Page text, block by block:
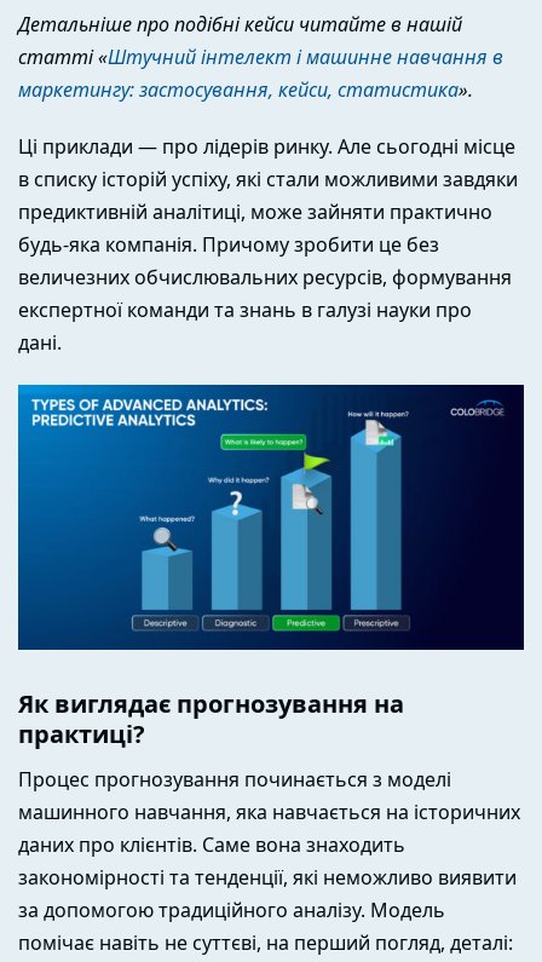
Детальніше про подібні кейси читайте в нашій
статті «Штучний інтелект і машинне навчання в
маркетингу: застосування, кейси, статистика».
Ці приклади — про лідерів ринку. Але сьогодні місце
в списку історій успіху, які стали можливими завдяки
предиктивній аналітиці, може зайняти практично
будь-яка компанія. Причому зробити це без
величезних обчислювальних ресурсів, формування
експертної команди та знань в галузі науки про
дані.
Як виглядає прогнозування на
практиці?
Процес прогнозування починається з моделі
машинного навчання, яка навчається на історичних
даних про клієнтів. Саме вона знаходить
закономірності та тенденції, які неможливо виявити
за допомогою традиційного аналізу. Модель
помічає навіть не суттєві, на перший погляд, деталі: